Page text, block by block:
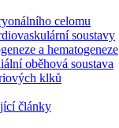
celomu
soustavy
a hematogeneze
oběhová soustava
klků
články